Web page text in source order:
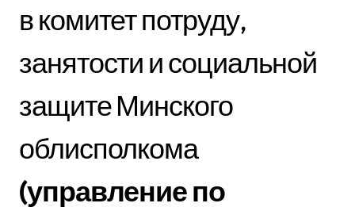
в комитет потруду,
занятости и социальной
защите Минского
облисполкома
(управление по